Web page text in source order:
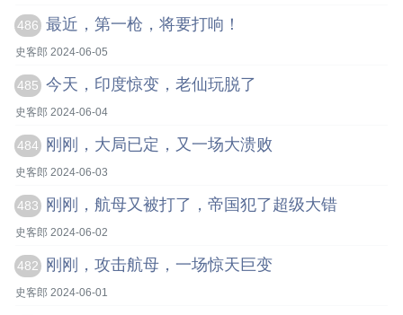
486 最近，第一枪，将要打响！
史客郎 2024-06-05
485 今天，印度惊变，老仙玩脱了
史客郎 2024-06-04
484 刚刚，大局已定，又一场大溃败
史客郎 2024-06-03
483 刚刚，航母又被打了，帝国犯了超级大错
史客郎 2024-06-02
482 刚刚，攻击航母，一场惊天巨变
史客郎 2024-06-01